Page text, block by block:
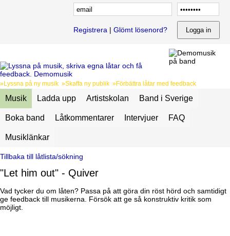
Registrera | Glömt lösenord?
»Lyssna på ny musik »Skaffa ny publik »Förbättra låtar med feedback
Musik Ladda upp Artistskolan Band i Sverige
Boka band Låtkommentarer Intervjuer FAQ
Musiklänkar
Tillbaka till låtlista/sökning
"Let him out" - Quiver
Vad tycker du om låten? Passa på att göra din röst hörd och samtidigt
ge feedback till musikerna. Försök att ge så konstruktiv kritik som
möjligt.